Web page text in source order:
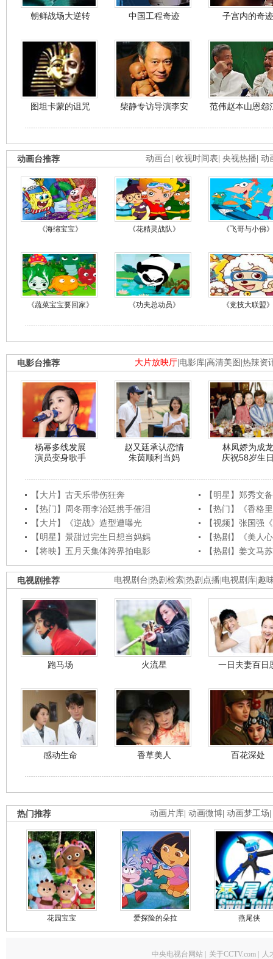
朝鲜战场大逆转 中国工程奇迹 子宫内的奇迹
图坦卡蒙的诅咒 柴静专访导演李安 范伟赵本山恩怨
动画台 收视时间表 央视热播 动
动画台推荐
《海绵宝宝》 《花精灵战队》 《飞哥与小佛》
《蔬菜宝宝要回家》 《功夫总动员》 《竞技大联盟》
大片放映厅 电影库 高清美图 热辣资
电影台推荐
杨幂多线发展
演员变身歌手
赵又廷承认恋情
朱茵顺利当妈
林凤娇为成龙
庆祝58岁生
【大片】古天乐带伤狂奔
【明星】郑秀文
【热门】周冬雨李治廷携手催泪
【热门】《香格
【大片】《逆战》造型遭曝光
【视频】张国强
【明星】景甜过完生日想当妈妈
【热剧】《美人
【将映】五月天集体跨界拍电影
【热剧】姜文马
电视剧台 热剧检索 热剧点播 电视剧库 趣
电视剧推荐
跑马场 火流星 一日夫妻百日
感动生命 香草美人 百花深处
动画片库 动画微博 动画梦工场
热门推荐
花园宝宝 爱探险的朵拉 燕尾侠
中央电视台网站 关于CCTV.com 人